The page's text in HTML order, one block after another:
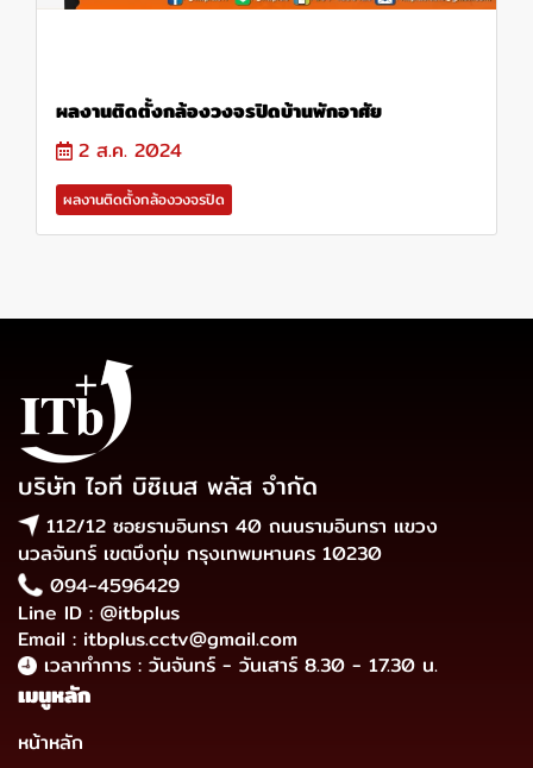
ผลงานติดตั้งกล้องวงจรปิดบ้านพักอาศัย
2 ส.ค. 2024
ผลงานติดตั้งกล้องวงจรปิด
บริษัท ไอที บิซิเนส พลัส จำกัด
112/12 ซอยรามอินทรา 40 ถนนรามอินทรา แขวง
นวลจันทร์ เขตบึงกุ่ม กรุงเทพมหานคร 10230
094-4596429
Line ID : @itbplus
Email : itbplus.cctv@gmail.com
เวลาทำการ : วันจันทร์ - วันเสาร์ 8.30 - 17.30 น.
เมนูหลัก
หน้าหลัก